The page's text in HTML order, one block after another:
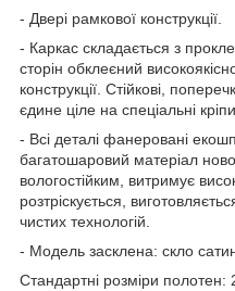
- Двері рамкової конструкції.
- Каркас складається з
сторін обклеєний
конструкції. Стійкові,
єдине ціле на спеціальні
- Всі деталі фанеровані
багатошаровий матеріал
вологостійким, витримує
розтріскується,
чистих технологій.
- Модель засклена: скло
Стандартні розміри